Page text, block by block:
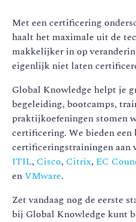
Met een certificering
haalt het maximale uit de
makkelijker in op
eigenlijk niet laten
Global Knowledge helpt je
begeleiding, bootcamps,
praktijkoefeningen stomen
certificering. We bieden een
certificeringstrainingen aan
ITIL, Cisco, Citrix, EC
enVMware.
Zet vandaag nog de eerste
bij Global Knowledge kunt